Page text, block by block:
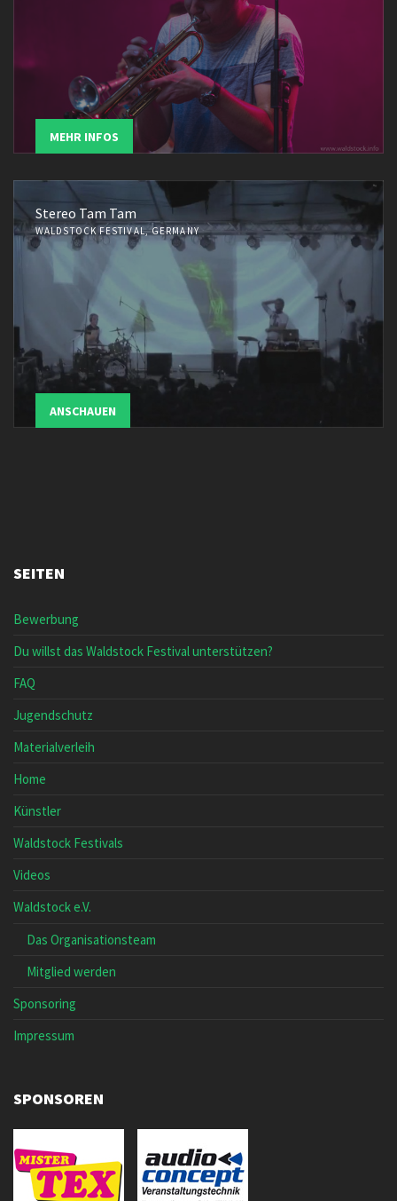
MEHR INFOS
Stereo Tam Tam
WALDSTOCK FESTIVAL, GERMANY
ANSCHAUEN
SEITEN
Bewerbung
Du willst das Waldstock Festival unterstützen?
FAQ
Jugendschutz
Materialverleih
Home
Künstler
Waldstock Festivals
Videos
Waldstock e.V.
Das Organisationsteam
Mitglied werden
Sponsoring
Impressum
SPONSOREN